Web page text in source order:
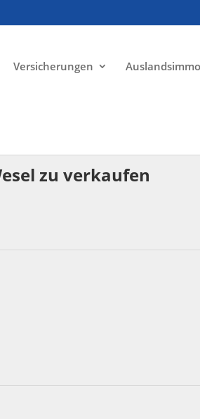
Versicherungen
zu verkaufen